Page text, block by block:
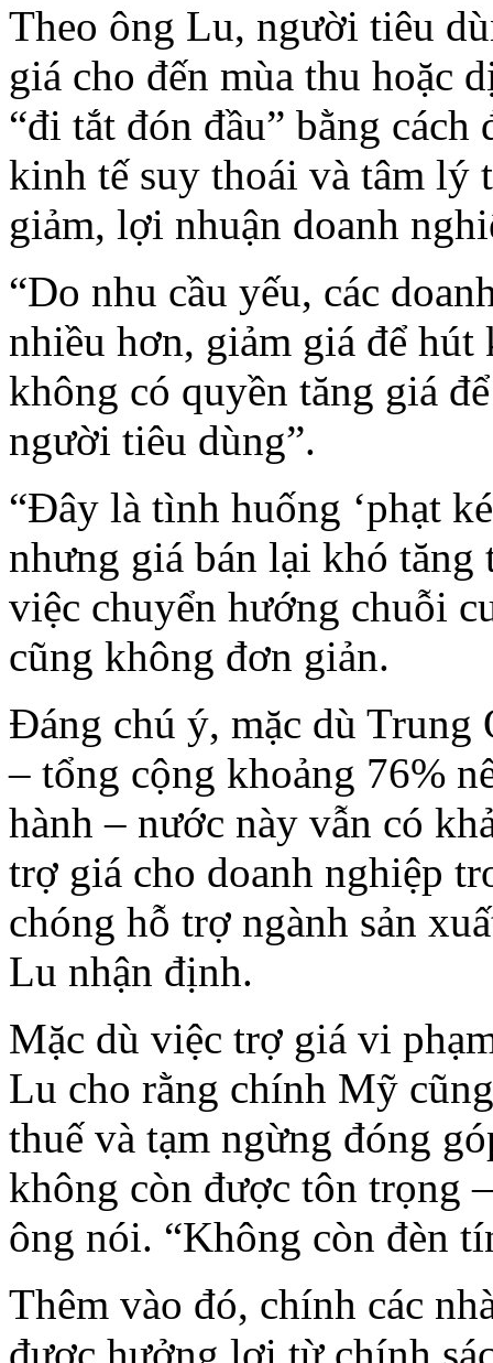
Theo ông Lu, người tiêu
giá cho đến mùa thu hoặc
“đi tắt đón đầu” bằng
kinh tế suy thoái và tâm lý
giảm, lợi nhuận doanh
“Do nhu cầu yếu, các
nhiều hơn, giảm giá để hút
không có quyền tăng giá
người tiêu dùng”.
“Đây là tình huống ‘phạt
nhưng giá bán lại khó tăng
việc chuyển hướng chuỗi
cũng không đơn giản.
Đáng chú ý, mặc dù Trung
– tổng cộng khoảng 76%
hành – nước này vẫn có
trợ giá cho doanh nghiệp
chóng hỗ trợ ngành sản
Lu nhận định.
Mặc dù việc trợ giá vi
Lu cho rằng chính Mỹ
thuế và tạm ngừng đóng
không còn được tôn trọng
ông nói. “Không còn đèn
Thêm vào đó, chính các
được hưởng lợi từ chính